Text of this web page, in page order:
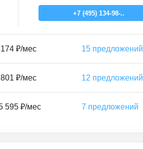
+7 (495) 134-98-..
₽/мес 15 предложений
₽/мес 12 предложений
595 ₽/мес 7 предложений